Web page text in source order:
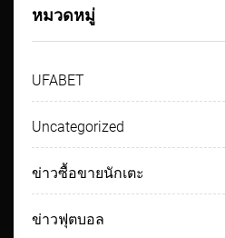
หมวดหมู่
UFABET
Uncategorized
ข่าวซื้อขายนักเตะ
ข่าวฟุตบอล